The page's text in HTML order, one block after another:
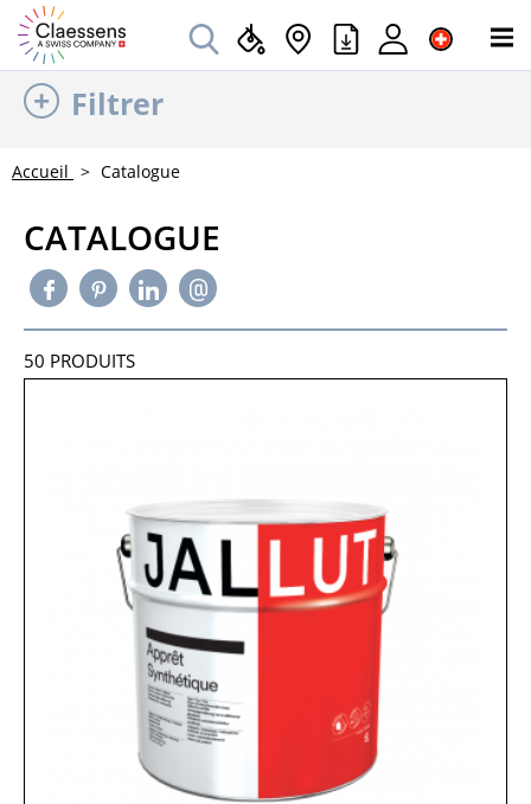
Filtrer
Accueil Catalogue
CATALOGUE
50 PRODUITS